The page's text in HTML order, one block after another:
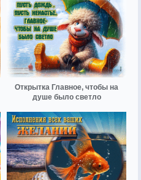
Открытка Главное, чтобы на
душе было светло